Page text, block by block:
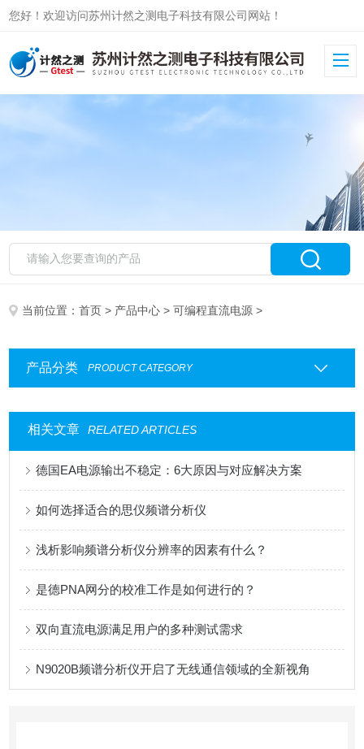
您好！欢迎访问苏州计然之测电子科技有限公司网站！
当前位置：首页 > 产品中心 >可编程直流电源 >
产品分类 PRODUCT CATEGORY
相关文章 RELATED ARTICLES
德国EA电源输出不稳定：6大原因与对应解决方案
如何选择适合的思仪频谱分析仪
浅析影响频谱分析仪分辨率的因素有什么？
是德PNA网分的校准工作是如何进行的？
双向直流电源满足用户的多种测试需求
N9020B频谱分析仪开启了无线通信领域的全新视角